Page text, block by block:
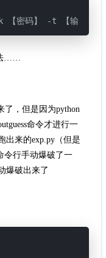
……
了，但是因为python
命令才进行一
出来的exp.py（但是
令行手动爆破了一
爆破出来了